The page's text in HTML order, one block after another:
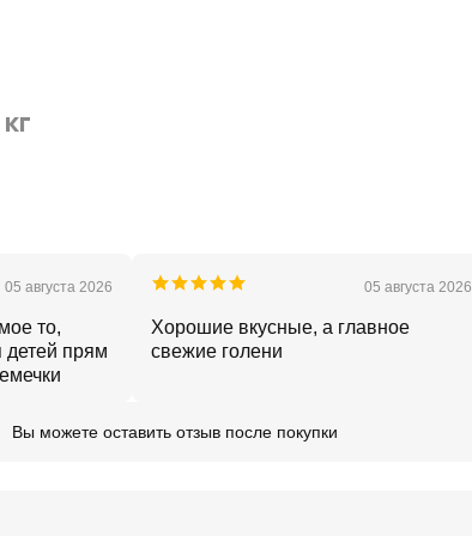
05 августа 2026
то,
детей прям
05 августа 2026
Хорошие вкусные, а главное
свежие голени
Вы можете оставить отзыв после покупки